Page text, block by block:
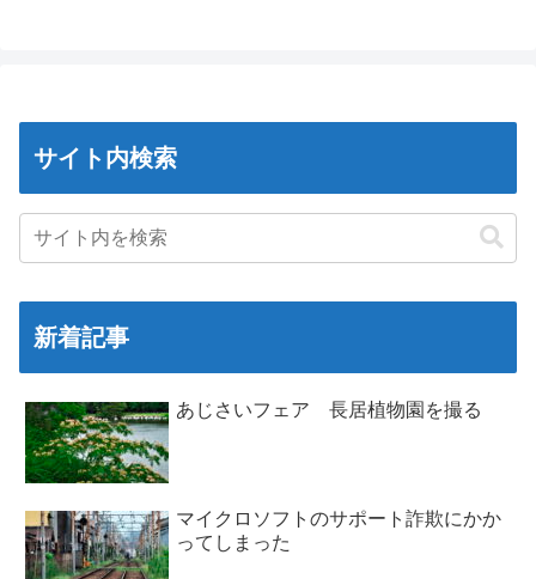
サイト内検索
新着記事
あじさいフェア 長居植物園を撮る
マイクロソフトのサポート詐欺にかか
ってしまった